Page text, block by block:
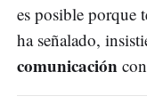
es posible porque
ha señalado,
comunicación